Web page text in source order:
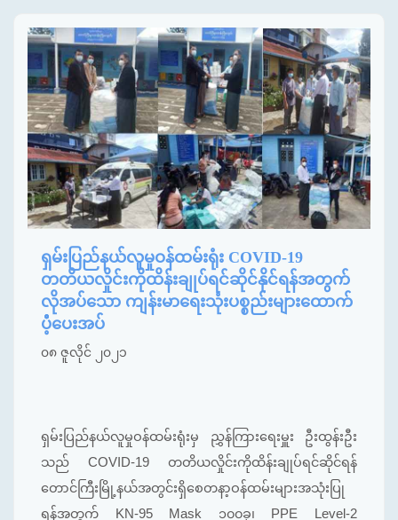
ရှမ်းပြည်နယ်လူမှုဝန်ထမ်းရုံး COVID-19
တတိယလှိုင်းကိုထိန်းချုပ်ရင်ဆိုင်နိုင်ရန်အတွက်
လိုအပ်သော ကျန်းမာရေးသုံးပစ္စည်းများထောက်
ပံံံ့ပေးအပ်
၀၈ ဇူလိုင် ၂၀၂၁
ရှမ်းပြည်နယ်လူမှုဝန်ထမ်းရုံးမှ ညွှန်ကြားရေးမှူး ဦးထွန်းဦး
သည် COVID-19 တတိယလှိုင်းကိုထိန်းချုပ်ရင်ဆိုင်ရန်
တောင်ကြီးမြို့နယ်အတွင်းရှိစေတနာ့ဝန်ထမ်းများအသုံးပြု
ရန်အတွက် KN-95 Mask ၁၀၀ခု၊ PPE Level-2